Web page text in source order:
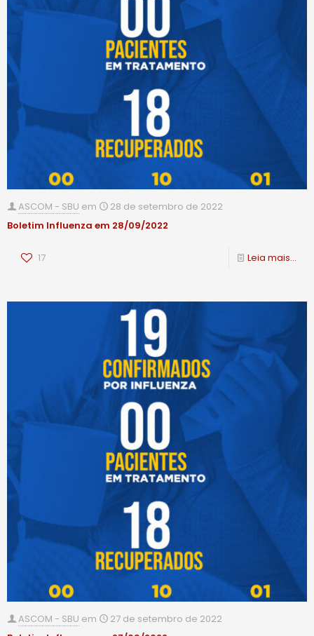
ASCOM - SBU em
28 de setembro de 2022
Boletim Influenza em 28/09/2022
17 Leia mais...
ASCOM - SBU em
27 de setembro de 2022